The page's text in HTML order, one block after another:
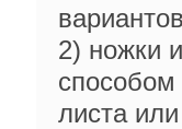
2) ножки
способом
листа